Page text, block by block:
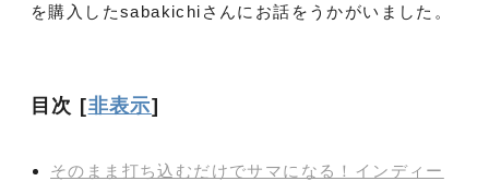
を購入したsabakichiさんにお話をうかがいました。
目次 [非表示]
そのまま打ち込むだけでサマになる！インディー